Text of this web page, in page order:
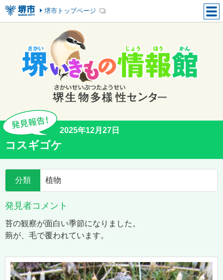
堺市トップページ
2025年12月27日
コスギゴケ
分類 植物
発見者コメント
苔の観察が面白い季節になりました。
蒴が、毛で覆われています。